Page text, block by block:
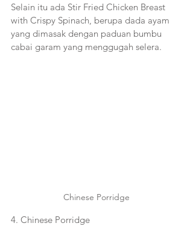
Selain itu ada Stir Fried Chicken Breast
with Crispy Spinach, berupa dada ayam
yang dimasak dengan paduan bumbu
cabai garam yang menggugah selera.
Chinese Porridge
4. Chinese Porridge